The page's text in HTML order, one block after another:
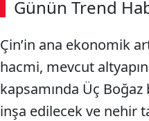
Günün Trend
00:02 / 09:08
Çin’in ana ekonomik
hacmi, mevcut
kapsamında Üç
inşa edilecek ve nehir